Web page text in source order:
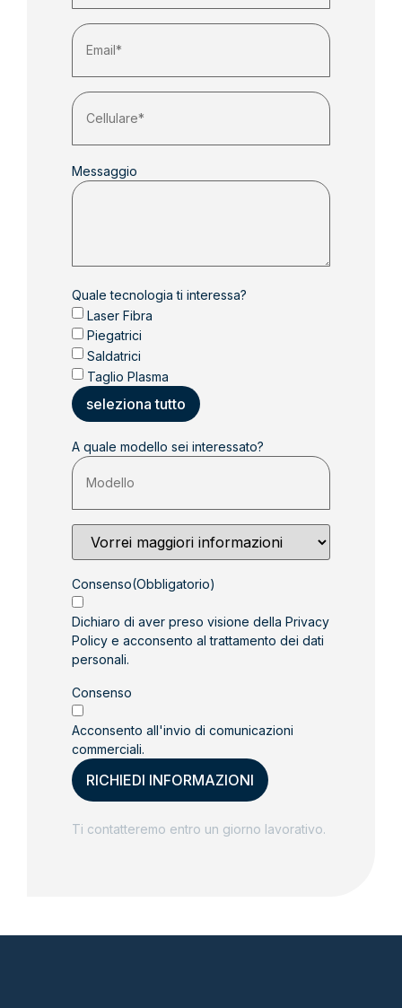
Email
Messaggio
Quale tecnologia ti interessa?
Laser Fibra
Piegatrici
Saldatrici
Taglio Plasma
seleziona tutto
A quale modello sei interessato?
Perché
Consenso(Obbligatorio)
Dichiaro di aver preso visione della Privacy
Policy e acconsento al trattamento dei dati
personali.
Consenso
Acconsento all'invio di comunicazioni
commerciali.
Ti contatteremo entro un giorno lavorativo.